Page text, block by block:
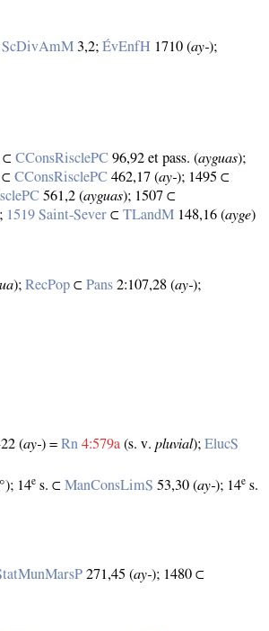
ScDivAmM 3,2;ÉvEnfH 1710 (ay‑);
⊂CConsRisclePC 96,92 et pass. (ayguas);
⊂CConsRisclePC 462,17 (ay‑); 1495 ⊂
561,2 (ayguas); 1507 ⊂
1519 Saint‑Sever ⊂TLandM 148,16 (ayge)
);RecPop ⊂Pans 2:107,28 (ay‑);
(ay‑) =Rn 4:579a (s. v.pluvial);ElucS
14e s. ⊂ManConsLimS 53,30 (ay‑); 14e s.
271,45 (ay‑); 1480 ⊂